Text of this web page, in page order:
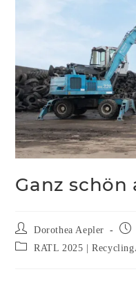
Ganz schön
Dorothea Aepler
RATL 2025 |